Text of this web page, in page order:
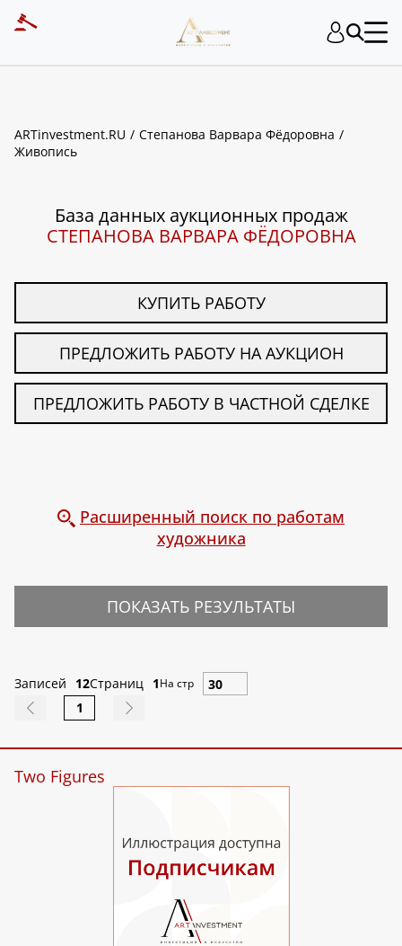
ARTinvestment.RU
Степанова Варвара Фёдоровна
Живопись
База данных аукционных продаж
СТЕПАНОВА ВАРВАРА ФЁДОРОВНА
КУПИТЬ РАБОТУ
ПРЕДЛОЖИТЬ РАБОТУ НА АУКЦИОН
ПРЕДЛОЖИТЬ РАБОТУ В ЧАСТНОЙ СДЕЛКЕ
Расширенный поиск по работам
художника
ПОКАЗАТЬ РЕЗУЛЬТАТЫ
Записей 12Страниц 1На стр
1
Two Figures